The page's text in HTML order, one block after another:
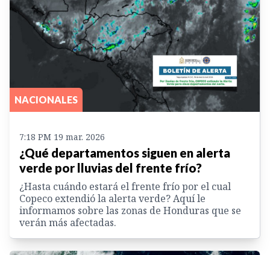
NACIONALES
7:18 PM 19 mar. 2026
¿Qué departamentos siguen en alerta
verde por lluvias del frente frío?
¿Hasta cuándo estará el frente frío por el cual
Copeco extendió la alerta verde? Aquí le
informamos sobre las zonas de Honduras que se
verán más afectadas.